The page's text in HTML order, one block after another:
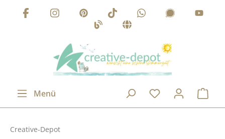
Zum Hauptinhalt springen
Menü
Creative-Depot